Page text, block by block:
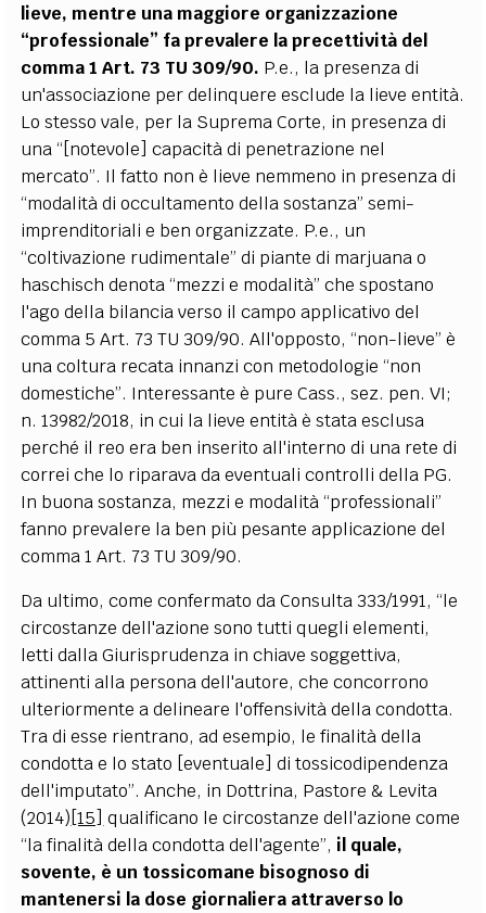
lieve, mentre una maggiore organizzazione
“professionale” fa prevalere la precettività del
comma 1 Art. 73 TU 309/90. P.e., la presenza di
un'associazione per delinquere esclude la lieve entità.
Lo stesso vale, per la Suprema Corte, in presenza di
una “[notevole] capacità di penetrazione nel
mercato”. Il fatto non è lieve nemmeno in presenza di
“modalità di occultamento della sostanza” semi-
imprenditoriali e ben organizzate. P.e., un
“coltivazione rudimentale” di piante di marjuana o
haschisch denota “mezzi e modalità” che spostano
l'ago della bilancia verso il campo applicativo del
comma 5 Art. 73 TU 309/90. All'opposto, “non-lieve” è
una coltura recata innanzi con metodologie “non
domestiche”. Interessante è pure Cass., sez. pen. VI;
n. 13982/2018, in cui la lieve entità è stata esclusa
perché il reo era ben inserito all'interno di una rete di
correi che lo riparava da eventuali controlli della PG.
In buona sostanza, mezzi e modalità “professionali”
fanno prevalere la ben più pesante applicazione del
comma 1 Art. 73 TU 309/90.
Da ultimo, come confermato da Consulta 333/1991, “le
circostanze dell'azione sono tutti quegli elementi,
letti dalla Giurisprudenza in chiave soggettiva,
attinenti alla persona dell'autore, che concorrono
ulteriormente a delineare l'offensività della condotta.
Tra di esse rientrano, ad esempio, le finalità della
condotta e lo stato [eventuale] di tossicodipendenza
dell'imputato”. Anche, in Dottrina, Pastore & Levita
(2014)[15] qualificano le circostanze dell'azione come
“la finalità della condotta dell'agente”, il quale,
sovente, è un tossicomane bisognoso di
mantenersi la dose giornaliera attraverso lo